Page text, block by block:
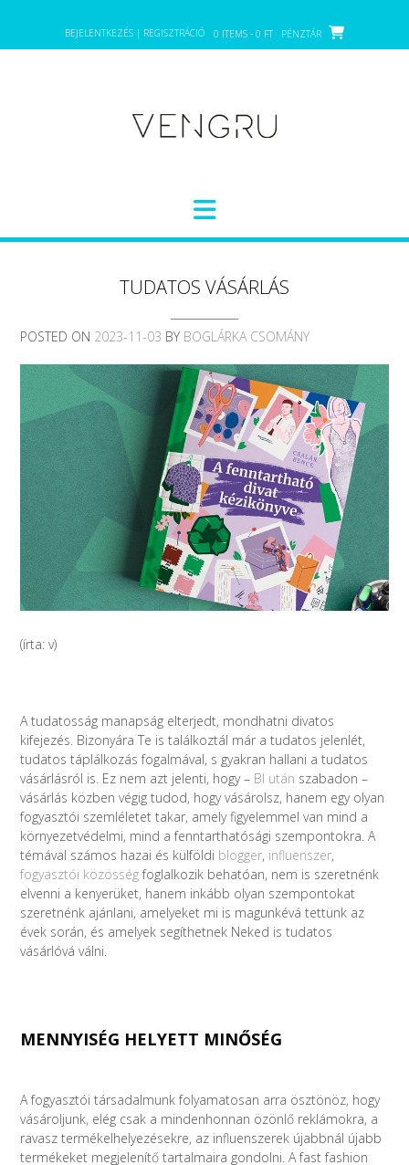
content
BEJELENTKEZÉS | REGISZTRÁCIÓ 0 ITEMS - 0 FT PÉNZTÁR
TUDATOS VÁSÁRLÁS
POSTED ON 2023-11-03 BY BOGLÁRKA CSOMÁNY
(írta: v)
A tudatosság manapság elterjedt, mondhatni divatos
kifejezés. Bizonyára Te is találkoztál már a tudatos jelenlét,
tudatos táplálkozás fogalmával, s gyakran hallani a tudatos
vásárlásról is. Ez nem azt jelenti, hogy – BI után szabadon –
vásárlás közben végig tudod, hogy vásárolsz, hanem egy olyan
fogyasztói szemléletet takar, amely figyelemmel van mind a
környezetvédelmi, mind a fenntarthatósági szempontokra. A
témával számos hazai és külföldi blogger, influenszer,
fogyasztói közösségfoglalkozik behatóan, nem is szeretnénk
elvenni a kenyerüket, hanem inkább olyan szempontokat
szeretnénk ajánlani, amelyeket mi is magunkévá tettünk az
évek során, és amelyek segíthetnek Neked is tudatos
vásárlóvá válni.
MENNYISÉG HELYETT MINŐSÉG
A fogyasztói társadalmunk folyamatosan arra ösztönöz, hogy
vásároljunk, elég csak a mindenhonnan özönlő reklámokra, a
ravasz termékelhelyezésekre, az influenszerek újabbnál újabb
termékeket megjelenítő tartalmaira gondolni. A fast fashion